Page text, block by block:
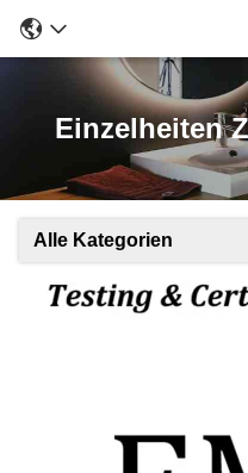
Einzelheiten
Alle Kategorien